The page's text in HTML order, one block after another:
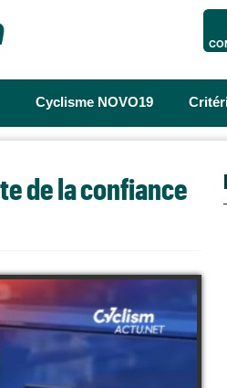
Cyclisme NOVO19
de la confiance